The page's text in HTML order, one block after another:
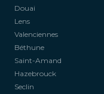
Douai
Lens
Valenciennes
Béthune
Saint-Amand
Hazebrouck
Seclin